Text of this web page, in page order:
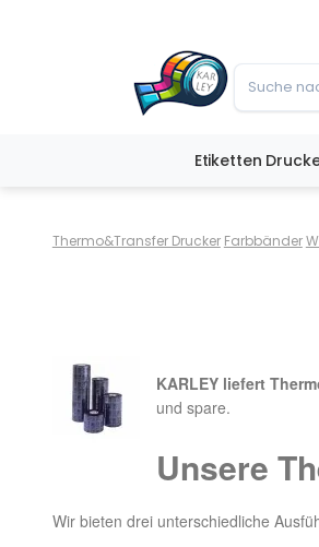
Etiketten
Thermo&Transfer Drucker Farbbänder
KARLEY liefert
und spare.
Unsere
Wir bieten drei unterschiedliche